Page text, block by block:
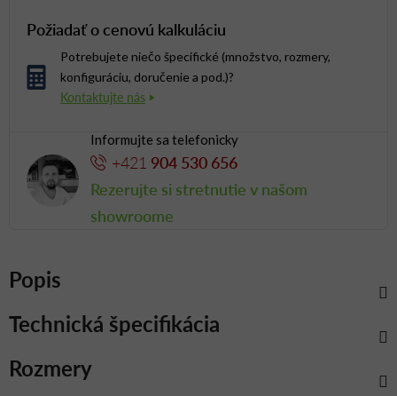
Požiadať o cenovú kalkuláciu
Potrebujete niečo špecifické (množstvo, rozmery,
konfiguráciu, doručenie a pod.)?
Informujte sa telefonicky
+421 904 530 656
Rezerujte si stretnutie v našom
showroome
Popis
Rozmery
Technická špecifikácia